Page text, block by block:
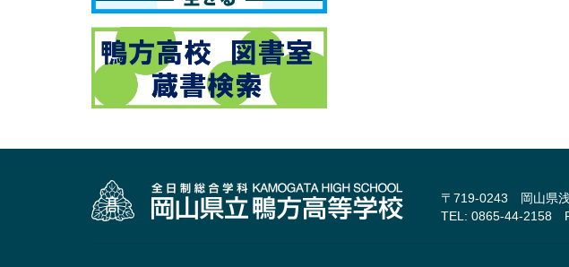
〒719-0243 岡山県
TEL: 0865-44-2158